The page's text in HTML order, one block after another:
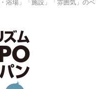
浴場」「施設」「雰囲気」のベ